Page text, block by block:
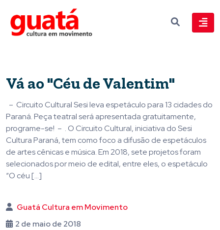
Vá ao "Céu de Valentim"
– Circuito Cultural Sesi leva espetáculo para 13 cidades do
Paraná. Peça teatral será apresentada gratuitamente,
programe-se! – . O Circuito Cultural, iniciativa do Sesi
Cultura Paraná, tem como foco a difusão de espetáculos
de artes cênicas e música. Em 2018, sete projetos foram
selecionados por meio de edital, entre eles, o espetáculo
“O céu […]
Guatá Cultura em Movimento
2 de maio de 2018